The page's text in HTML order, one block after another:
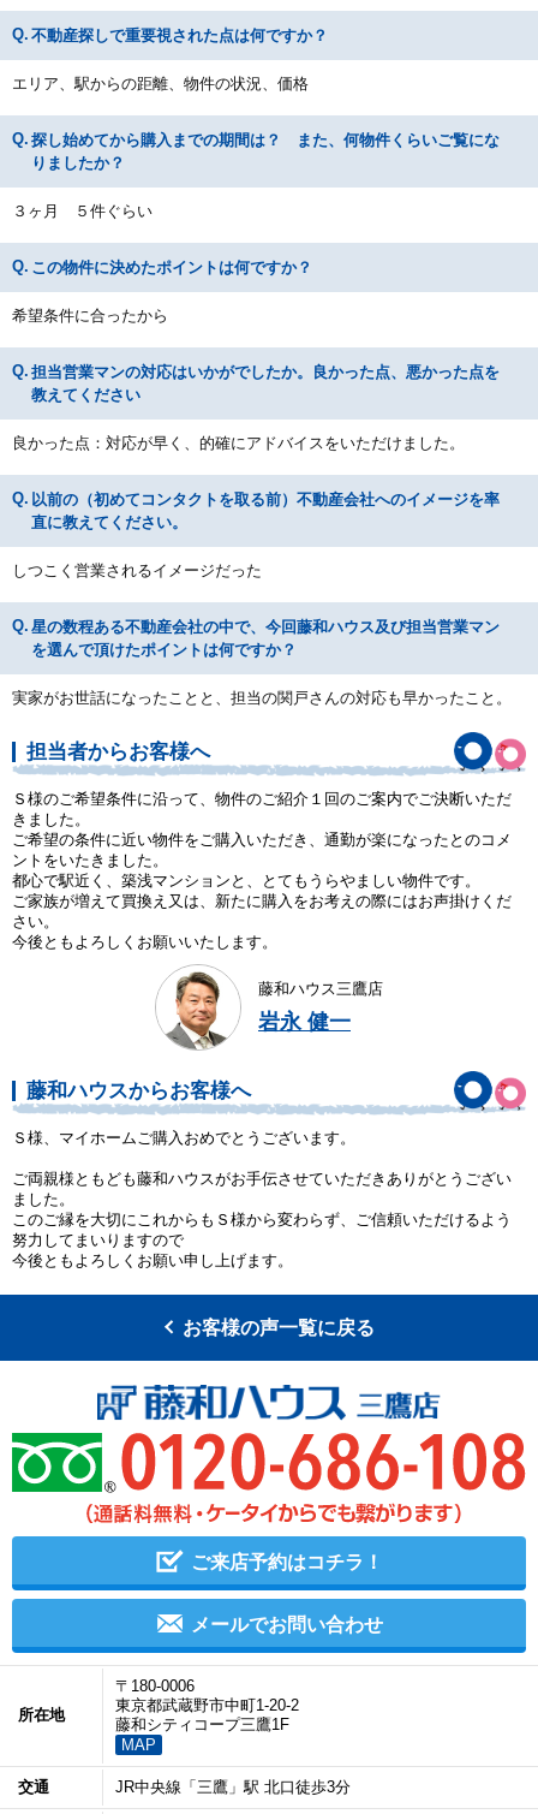
不動産探しで重要視された点は何ですか？
エリア、駅からの距離、物件の状況、価格
探し始めてから購入までの期間は？ また、何物件くらいご覧にな
りましたか？
３ヶ月 ５件ぐらい
この物件に決めたポイントは何ですか？
希望条件に合ったから
担当営業マンの対応はいかがでしたか。良かった点、悪かった点を
教えてください
良かった点：対応が早く、的確にアドバイスをいただけました。
以前の（初めてコンタクトを取る前）不動産会社へのイメージを率
直に教えてください。
しつこく営業されるイメージだった
星の数程ある不動産会社の中で、今回藤和ハウス及び担当営業マン
を選んで頂けたポイントは何ですか？
実家がお世話になったことと、担当の関戸さんの対応も早かったこと。
担当者からお客様へ
Ｓ様のご希望条件に沿って、物件のご紹介１回のご案内でご決断いただ
きました。
ご希望の条件に近い物件をご購入いただき、通勤が楽になったとのコメ
ントをいたきました。
都心で駅近く、築浅マンションと、とてもうらやましい物件です。
ご家族が増えて買換え又は、新たに購入をお考えの際にはお声掛けくだ
さい。
今後ともよろしくお願いいたします。
藤和ハウス三鷹店
岩永 健一
藤和ハウスからお客様へ
Ｓ様、マイホームご購入おめでとうございます。
ご両親様ともども藤和ハウスがお手伝させていただきありがとうござい
ました。
このご縁を大切にこれからもＳ様から変わらず、ご信頼いただけるよう
努力してまいりますので
今後ともよろしくお願い申し上げます。
お客様の声一覧に戻る
ご来店予約はコチラ！
メールでお問い合わせ
所在地
〒180-0006
東京都武蔵野市中町1-20-2
藤和シティコープ三鷹1F
MAP
交通 JR中央線「三鷹」駅 北口徒歩3分